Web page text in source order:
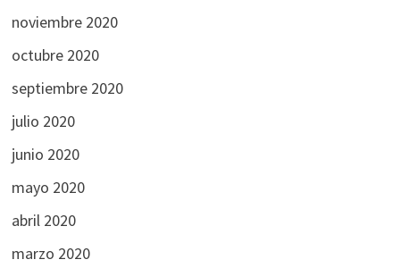
noviembre 2020
octubre 2020
septiembre 2020
julio 2020
junio 2020
mayo 2020
abril 2020
marzo 2020